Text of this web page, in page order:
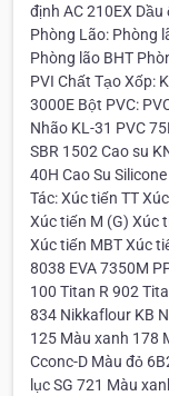
định AC 210EX
Phòng Lão: Phòng
Phòng lão BHT
PVI Chất Tạo Xốp:
3000E Bột PVC:
Nhão KL-31 PVC
SBR 1502 Cao su
40H Cao Su
Tác: Xúc tiến TT
Xúc tiến M (G) Xúc
Xúc tiến MBT Xúc
8038 EVA 7350M
100 Titan R 902
834 Nikkaflour KB
125 Màu xanh 178
Cconc-D Màu đỏ
lục SG 721 Màu